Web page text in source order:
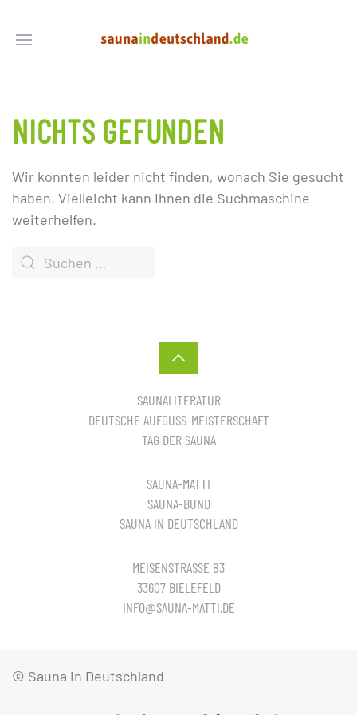
NICHTS GEFUNDEN
Wir konnten leider nicht finden, wonach Sie gesucht
haben. Vielleicht kann Ihnen die Suchmaschine
weiterhelfen.
SAUNALITERATUR
DEUTSCHE AUFGUSS-MEISTERSCHAFT
TAG DER SAUNA
SAUNA-MATTI
SAUNA-BUND
SAUNA IN DEUTSCHLAND
MEISENSTRASSE 83
33607 BIELEFELD
INFO@SAUNA-MATTI.DE
© Sauna in Deutschland